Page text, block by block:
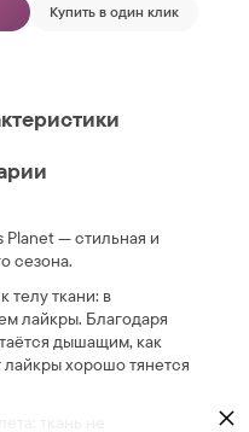
Купить в один клик
— стильная и
сезона.
телу ткани: в
лайкры. Благодаря
дышащим, как
лайкры хорошо тянется
×